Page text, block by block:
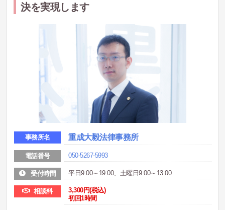
決を実現します
事務所名 重成大毅法律事務所
電話番号 050-5267-5993
受付時間 平日9:00～19:00、土曜日9:00～13:00
相談料
3,300円(税込)
初回1時間